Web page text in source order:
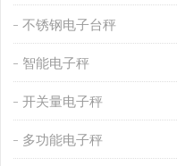
不锈钢电子台秤
智能电子秤
开关量电子秤
多功能电子秤